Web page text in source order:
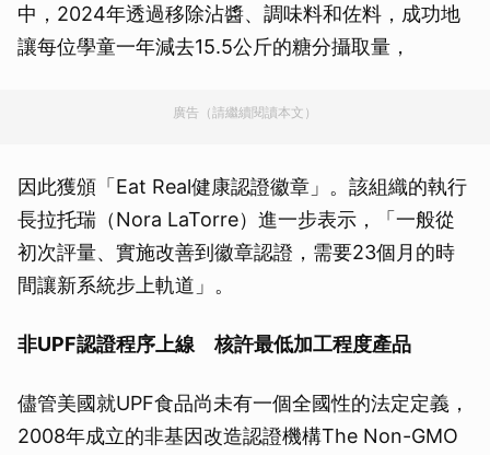
中，2024年透過移除沾醬、調味料和佐料，成功地
讓每位學童一年減去15.5公斤的糖分攝取量，
廣告（請繼續閱讀本文）
因此獲頒「Eat Real健康認證徽章」。該組織的執行
長拉托瑞（Nora LaTorre）進一步表示，「一般從
初次評量、實施改善到徽章認證，需要23個月的時
間讓新系統步上軌道」。
非UPF認證程序上線 核許最低加工程度產品
儘管美國就UPF食品尚未有一個全國性的法定定義，
2008年成立的非基因改造認證機構The Non-GMO